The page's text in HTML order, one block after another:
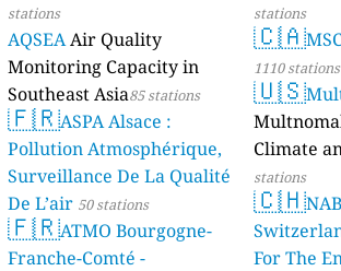
stations
AQSEAAir Quality
Monitoring Capacity in
Southeast Asia85 stations
🇫🇷ASPA Alsace :
Pollution Atmosphérique,
Surveillance De La Qualité
De L’air 50 stations
🇫🇷ATMO Bourgogne-
Franche-Comté -
stations
🇨🇦
1110 stations
🇺🇸
Climate
stations
🇨🇭
For The